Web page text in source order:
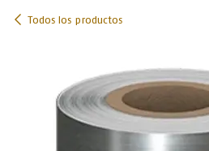
Todos los productos